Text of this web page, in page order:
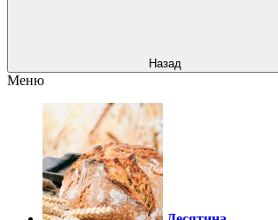
Назад
Меню